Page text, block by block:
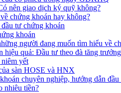
nên giao dịch ký quỹ không?
chứng khoán hay không?
tư chứng khoán
khoán
người đang muốn tìm hiểu về
hiệu quả: Đầu tư theo đà tăng trưởng
niêm yết
sàn HOSE và HNX
chuyên nghiệp, hướng dẫn
nhiêu tiền?